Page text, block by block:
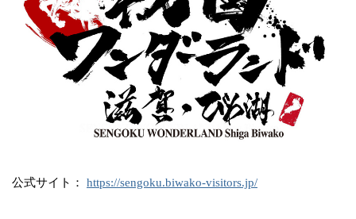
公式サイト： https://sengoku.biwako-visitors.jp/